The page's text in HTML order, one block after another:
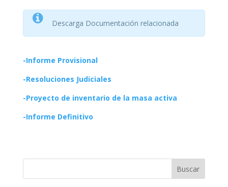
Descarga Documentación relacionada
-Informe Provisional
-Resoluciones Judiciales
-Proyecto de inventario de la masa activa
-Informe Definitivo